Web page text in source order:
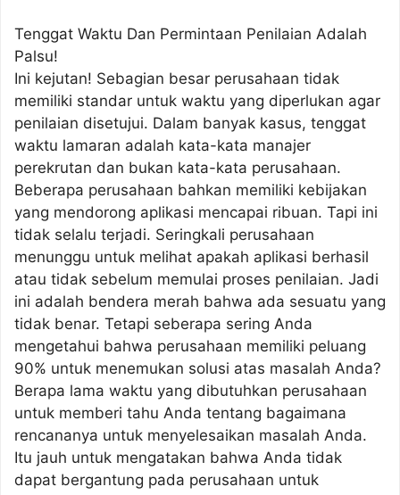
Tenggat Waktu Dan Permintaan Penilaian Adalah
Palsu!
Ini kejutan! Sebagian besar perusahaan tidak
memiliki standar untuk waktu yang diperlukan agar
penilaian disetujui. Dalam banyak kasus, tenggat
waktu lamaran adalah kata-kata manajer
perekrutan dan bukan kata-kata perusahaan.
Beberapa perusahaan bahkan memiliki kebijakan
yang mendorong aplikasi mencapai ribuan. Tapi ini
tidak selalu terjadi. Seringkali perusahaan
menunggu untuk melihat apakah aplikasi berhasil
atau tidak sebelum memulai proses penilaian. Jadi
ini adalah bendera merah bahwa ada sesuatu yang
tidak benar. Tetapi seberapa sering Anda
mengetahui bahwa perusahaan memiliki peluang
90% untuk menemukan solusi atas masalah Anda?
Berapa lama waktu yang dibutuhkan perusahaan
untuk memberi tahu Anda tentang bagaimana
rencananya untuk menyelesaikan masalah Anda.
Itu jauh untuk mengatakan bahwa Anda tidak
dapat bergantung pada perusahaan untuk